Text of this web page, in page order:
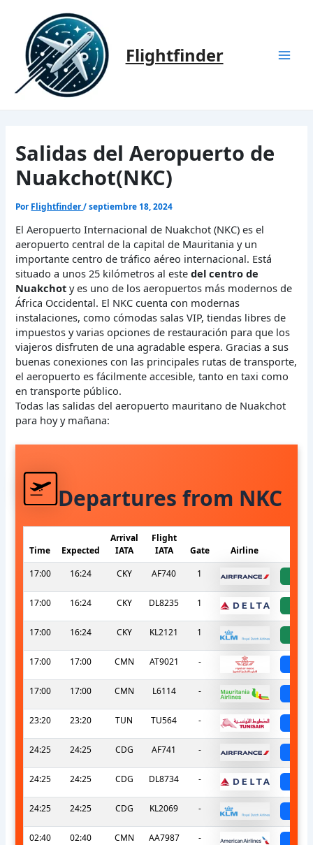
contenido
Flightfinder
Salidas del Aeropuerto de
Nuakchot(NKC)
Por Flightfinder/septiembre 18, 2024
El Aeropuerto Internacional de Nuakchot (NKC) es el
aeropuerto central de la capital de Mauritania y un
importante centro de tráfico aéreo internacional. Está
situado a unos 25 kilómetros al estedel centro de
Nuakchot y es uno de los aeropuertos más modernos de
África Occidental. El NKC cuenta con modernas
instalaciones, como cómodas salas VIP, tiendas libres de
impuestos y varias opciones de restauración para que los
viajeros disfruten de una agradable espera. Gracias a sus
buenas conexiones con las principales rutas de transporte,
el aeropuerto es fácilmente accesible, tanto en taxi como
en transporte público.
Todas las salidas del aeropuerto mauritano de Nuakchot
para hoy y mañana:
Departures from NKC
Time Expected
Arrival
IATA
Flight
IATA
Gate Airline
17:00
16:24 CKY AF740 1
17:00 16:24 CKY DL8235 1
17:00 16:24 CKY KL2121 1
17:00 17:00 CMN AT9021 -
17:00 17:00 CMN L6114 -
23:20 23:20 TUN TU564 -
24:25 24:25 CDG AF741 -
24:25 24:25 CDG DL8734 -
24:25 24:25 CDG KL2069 -
02:40 02:40 CMN AA7987 -